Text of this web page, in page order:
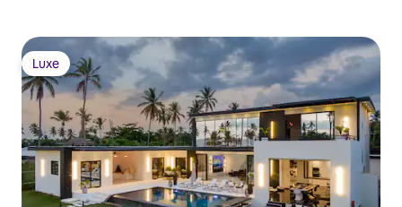
Luxe
Luxe